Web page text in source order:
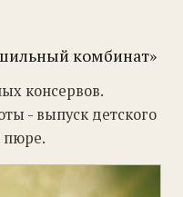
комбинат»
консервов.
- выпуск детского
пюре.